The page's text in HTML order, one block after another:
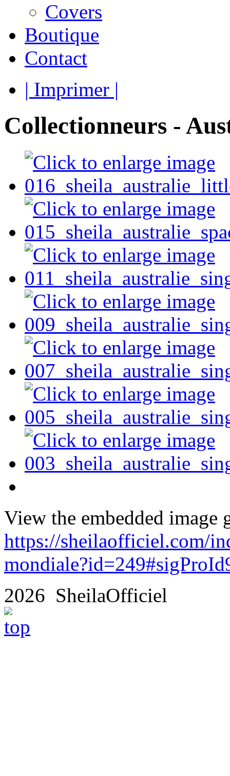
Covers
Boutique
Contact
| Imprimer |
Collectionneurs -
View the embedded image
https://sheilaofficiel.com/
2026 SheilaOfficiel